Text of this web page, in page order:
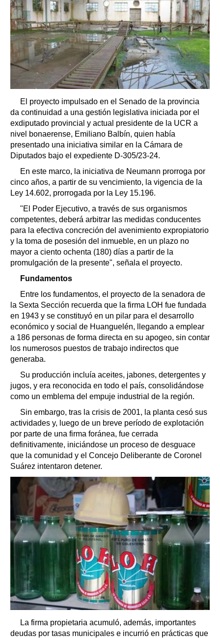
El proyecto impulsado en el Senado de la provincia
da continuidad a una gestión legislativa iniciada por el
exdiputado provincial y actual presidente de la UCR a
nivel bonaerense, Emiliano Balbín, quien había
presentado una iniciativa similar en la Cámara de
Diputados bajo el expediente D-305/23-24.
En este marco, la iniciativa de Neumann prorroga por
cinco años, a partir de su vencimiento, la vigencia de la
Ley 14.602, prorrogada por la Ley 15.196.
"El Poder Ejecutivo, a través de sus organismos
competentes, deberá arbitrar las medidas conducentes
para la efectiva concreción del avenimiento expropiatorio
y la toma de posesión del inmueble, en un plazo no
mayor a ciento ochenta (180) días a partir de la
promulgación de la presente", señala el proyecto.
Fundamentos
Entre los fundamentos, el proyecto de la senadora de
la Sexta Sección recuerda que la firma LOH fue fundada
en 1943 y se constituyó en un pilar para el desarrollo
económico y social de Huanguelén, llegando a emplear
a 186 personas de forma directa en su apogeo, sin contar
los numerosos puestos de trabajo indirectos que
generaba.
Su producción incluía aceites, jabones, detergentes y
jugos, y era reconocida en todo el país, consolidándose
como un emblema del empuje industrial de la región.
Sin embargo, tras la crisis de 2001, la planta cesó sus
actividades y, luego de un breve período de explotación
por parte de una firma foránea, fue cerrada
definitivamente, iniciándose un proceso de desguace
que la comunidad y el Concejo Deliberante de Coronel
Suárez intentaron detener.
La firma propietaria acumuló, además, importantes
deudas por tasas municipales e incurrió en prácticas que